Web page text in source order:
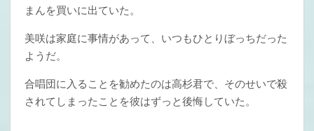
まんを買いに出ていた。
美咲は家庭に事情があって、いつもひとりぼっちだった
ようだ。
合唱団に入ることを勧めたのは高杉君で、そのせいで殺
されてしまったことを彼はずっと後悔していた。